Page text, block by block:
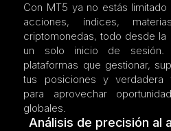
Con MT5 ya no estás
acciones, índices,
criptomonedas, todo desde la
un solo inicio de sesión.
plataformas que gestionar,
tus posiciones y verdadera
para aprovechar
globales.
Análisis de precisión al